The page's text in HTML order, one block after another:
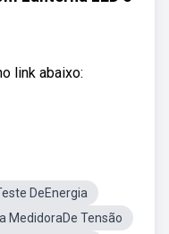
link abaixo:
DeEnergia
MedidoraDe Tensão